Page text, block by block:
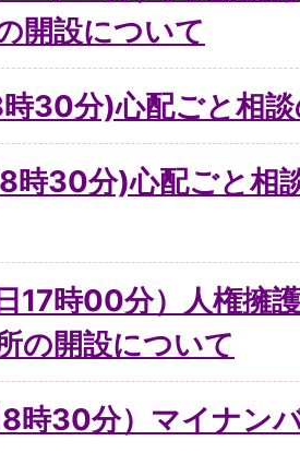
開設について
30分)心配ごと相
時30分)心配ごと相
17時00分）人権擁
の開設について
8時30分）マイナン